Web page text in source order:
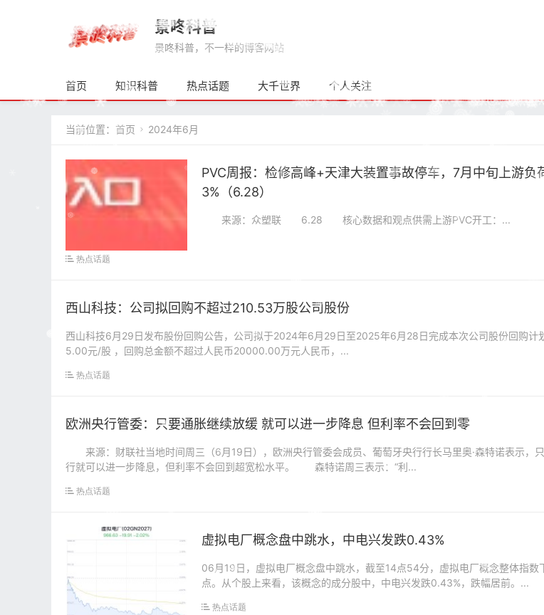
景咚科普
景咚科普，不一样的博客网站
首页 知识科普 热点话题 大千世界 个人关注
当前位置： 首页  2024年6月
PVC周报：检修高峰+天津大装置事故停车，7月中旬上游负
3%（6.28）
来源：众塑联 6.28 核心数据和观点供需上游PVC开工：...
热点话题
西山科技：公司拟回购不超过210.53万股公司股份
西山科技6月29日发布股份回购公告，公司拟于2024年6月29日至2025年6月28日完成本次公司股份回购计
5.00元/股 ，回购总金额不超过人民币20000.00万元人民币，...
热点话题
欧洲央行管委：只要通胀继续放缓 就可以进一步降息 但利率不会回到零
来源：财联社当地时间周三（6月19日），欧洲央行管委会成员、葡萄牙央行行长马里奥·森特诺表示，
行就可以进一步降息，但利率不会回到超宽松水平。 森特诺周三表示：“利...
热点话题
虚拟电厂概念盘中跳水，中电兴发跌0.43%
06月19日，虚拟电厂概念盘中跳水，截至14点54分，虚拟电厂概念整体指
点。从个股上来看，该概念的成分股中，中电兴发跌0.43%，跌幅居前。...
热点话题